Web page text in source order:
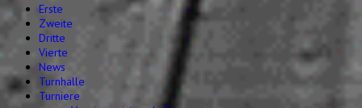
Erste
Zweite
Dritte
Vierte
News
Turnhalle
Turniere